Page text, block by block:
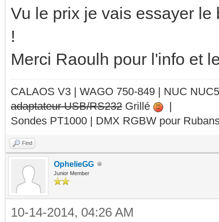
Vu le prix je vais essayer
!
Merci Raoulh pour l'info et
CALAOS V3 | WAGO 750-849 | NUC
adaptateur USB/RS232 Grillé
|
Sondes PT1000 | DMX RGBW pour
Find
OphelieGG
Junior Member
10-14-2014, 04:26 AM